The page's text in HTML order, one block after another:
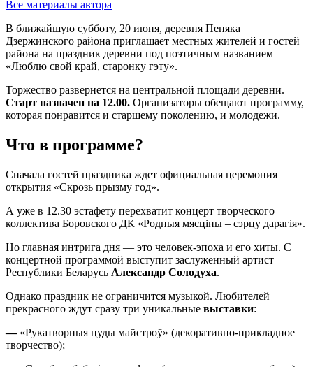
Все материалы автора
В ближайшую субботу, 20 июня, деревня Пеняка
Дзержинского района приглашает местных жителей и гостей
района на праздник деревни под поэтичным названием
«Люблю свой край, старонку гэту».
Торжество развернется на центральной площади деревни.
Старт назначен на 12.00. Организаторы обещают программу,
которая понравится и старшему поколению, и молодежи.
Что в программе?
Сначала гостей праздника ждет официальная церемония
открытия «Скрозь прызму год».
А уже в 12.30 эстафету перехватит концерт творческого
коллектива Боровского ДК «Родныя мясціны – сэрцу дарагія».
Но главная интрига дня — это человек-эпоха и его хиты. С
концертной программой выступит заслуженный артист
Республики Беларусь Александр Солодуха.
Однако праздник не ограничится музыкой. Любителей
прекрасного ждут сразу три уникальные выставки:
— «Рукатворныя цуды майстроў» (декоративно-прикладное
творчество);